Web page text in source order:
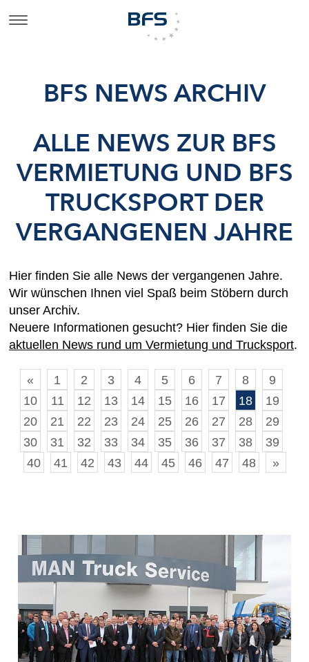
BFS NEWS ARCHIV
ALLE NEWS ZUR BFS
VERMIETUNG UND BFS
TRUCKSPORT DER
VERGANGENEN JAHRE
Hier finden Sie alle News der vergangenen Jahre.
Wir wünschen Ihnen viel Spaß beim Stöbern durch
unser Archiv.
Neuere Informationen gesucht? Hier finden Sie die
aktuellen News rund um Vermietung und Trucksport.
« 1 2 3 4 5 6 7 8
9
10
11 12 13 14 15 16 17 18
19
20
21 22 23 24 25 26 27 28
29
30
31 32 33 34 35 36 37 38
39
40
41 42 43 44 45 46 47 48 »